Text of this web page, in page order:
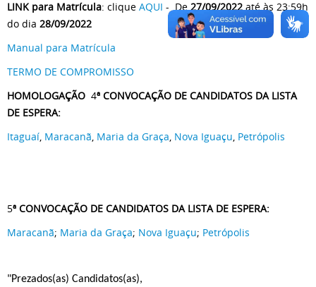
LINK para Matrícula: clique AQUI - De 27/09/2022 até às 23:59h
do dia 28/09/2022
Manual para Matrícula
TERMO DE COMPROMISSO
HOMOLOGAÇÃO 4ª CONVOCAÇÃO DE CANDIDATOS DA LISTA
DE ESPERA:
Itaguaí Maracanã Maria da Graça Nova Iguaçu Petrópolis
5ª CONVOCAÇÃO DE CANDIDATOS DA LISTA DE ESPERA:
Maracanã; Maria da Graça; Nova Iguaçu; Petrópolis
"Prezados(as) Candidatos(as),